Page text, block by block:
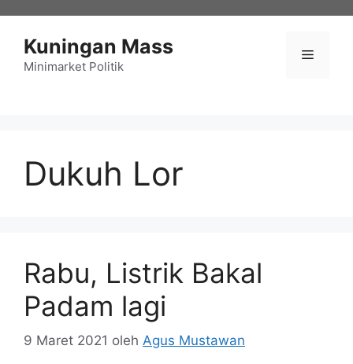
Kuningan Mass
Minimarket Politik
Menu
Dukuh Lor
Rabu, Listrik Bakal
Padam lagi
9 Maret 2021 oleh Agus Mustawan